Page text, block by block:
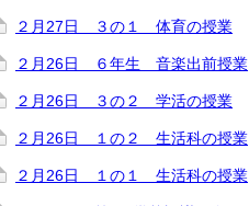
２月27日 ３の１ 体育の授業
２月26日 ６年生 音楽出前授業
２月26日 ３の２ 学活の授業
２月26日 １の２ 生活科の授業
２月26日 １の１ 生活科の授業